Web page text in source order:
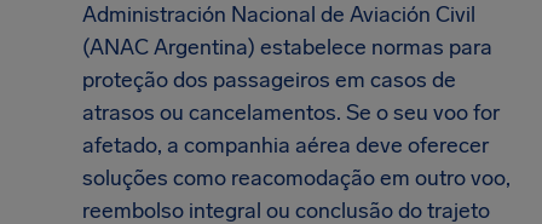
Administración Nacional de Aviación Civil
(ANAC Argentina) estabelece normas para
proteção dos passageiros em casos de
atrasos ou cancelamentos. Se o seu voo for
afetado, a companhia aérea deve oferecer
soluções como reacomodação em outro voo,
reembolso integral ou conclusão do trajeto